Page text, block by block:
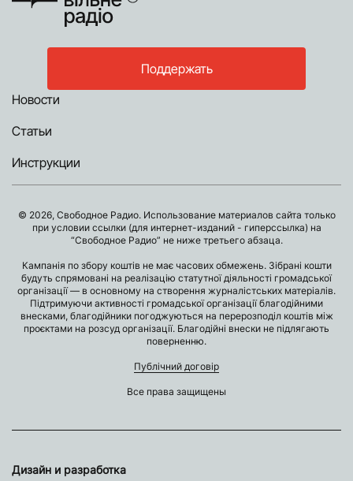
Поддержать
Новости
Статьи
Инструкции
© 2026, Свободное Радио. Использование материалов сайта только
при условии ссылки (для интернет-изданий - гиперссылка) на
“Свободное Радио” не ниже третьего абзаца.
Кампанія по збору коштів не має часових обмежень. Зібрані кошти
будуть спрямовані на реалізацію статутної діяльності громадської
організації — в основному на створення журналістських матеріалів.
Підтримуючи активності громадської організації благодійними
внесками, благодійники погоджуються на перерозподіл коштів між
проєктами на розсуд організації. Благодійні внески не підлягають
поверненню.
Публічний договір
Все права защищены
Дизайн и разработка